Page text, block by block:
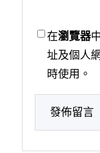
在瀏覽器
址及個人
時使用。